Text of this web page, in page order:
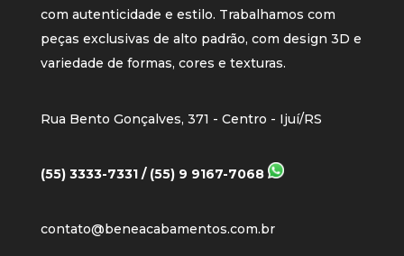
com autenticidade e estilo. Trabalhamos com
peças exclusivas de alto padrão, com design 3D e
variedade de formas, cores e texturas.
Rua Bento Gonçalves, 371 - Centro - Ijuí/RS
(55) 3333-7331 / (55) 9 9167-7068
contato@beneacabamentos.com.br